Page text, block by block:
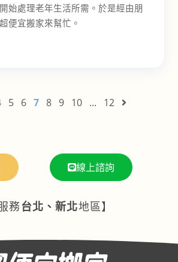
始處理老年生活所需。於是經由朋
便宜搬家來幫忙。
5 6 7 8 9 10 ... 12
線上諮詢
務台北、新北地區】